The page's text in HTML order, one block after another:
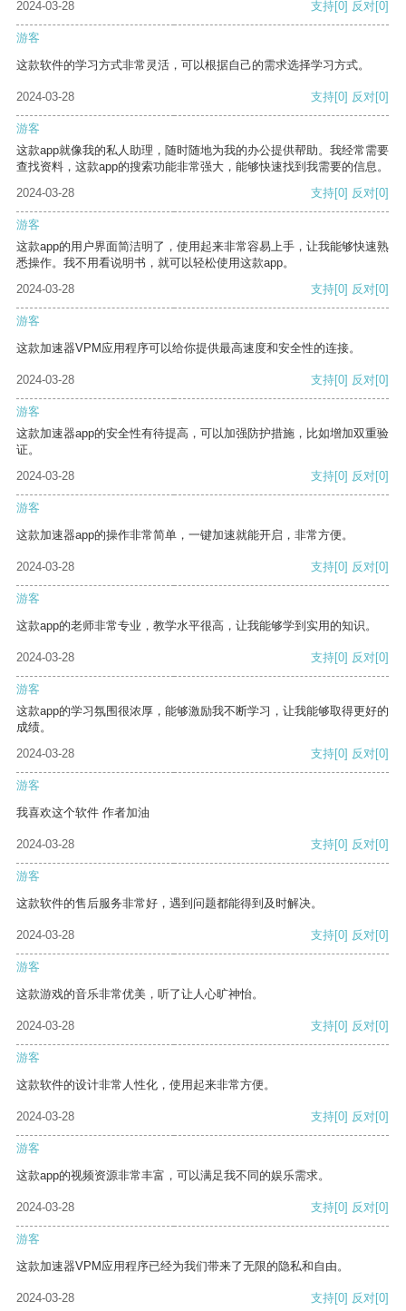
2024-03-28 支持[0] 反对[0]
游客
这款软件的学习方式非常灵活，可以根据自己的需求选择学习方式。
2024-03-28 支持[0] 反对[0]
游客
这款app就像我的私人助理，随时随地为我的办公提供帮助。我经常需要
查找资料，这款app的搜索功能非常强大，能够快速找到我需要的信息。
2024-03-28
支持[0] 反对[0]
游客
这款app的用户界面简洁明了，使用起来非常容易上手，让我能够快速熟
悉操作。我不用看说明书，就可以轻松使用这款app。
2024-03-28
支持[0] 反对[0]
游客
这款加速器VPM应用程序可以给你提供最高速度和安全性的连接。
2024-03-28 支持[0] 反对[0]
游客
这款加速器app的安全性有待提高，可以加强防护措施，比如增加双重验
证。
2024-03-28
支持[0] 反对[0]
游客
这款加速器app的操作非常简单，一键加速就能开启，非常方便。
2024-03-28 支持[0] 反对[0]
游客
这款app的老师非常专业，教学水平很高，让我能够学到实用的知识。
2024-03-28 支持[0] 反对[0]
游客
这款app的学习氛围很浓厚，能够激励我不断学习，让我能够取得更好的
成绩。
2024-03-28
支持[0] 反对[0]
游客
我喜欢这个软件 作者加油
2024-03-28 支持[0] 反对[0]
游客
这款软件的售后服务非常好，遇到问题都能得到及时解决。
2024-03-28 支持[0] 反对[0]
游客
这款游戏的音乐非常优美，听了让人心旷神怡。
2024-03-28 支持[0] 反对[0]
游客
这款软件的设计非常人性化，使用起来非常方便。
2024-03-28 支持[0] 反对[0]
游客
这款app的视频资源非常丰富，可以满足我不同的娱乐需求。
2024-03-28 支持[0] 反对[0]
游客
这款加速器VPM应用程序已经为我们带来了无限的隐私和自由。
2024-03-28 支持[0] 反对[0]